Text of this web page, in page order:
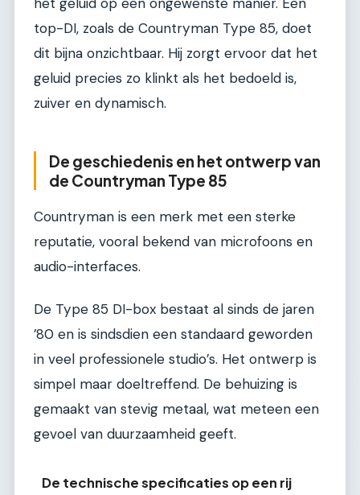
top-DI, zoals de Countryman Type 85, doet
dit bijna onzichtbaar. Hij zorgt ervoor dat het
geluid precies zo klinkt als het bedoeld is,
zuiver en dynamisch.
De geschiedenis en het ontwerp van
de Countryman Type 85
Countryman is een merk met een sterke
reputatie, vooral bekend van microfoons en
audio-interfaces.
De Type 85 DI-box bestaat al sinds de jaren
’80 en is sindsdien een standaard geworden
in veel professionele studio’s. Het ontwerp is
simpel maar doeltreffend. De behuizing is
gemaakt van stevig metaal, wat meteen een
gevoel van duurzaamheid geeft.
De technische specificaties op een rij